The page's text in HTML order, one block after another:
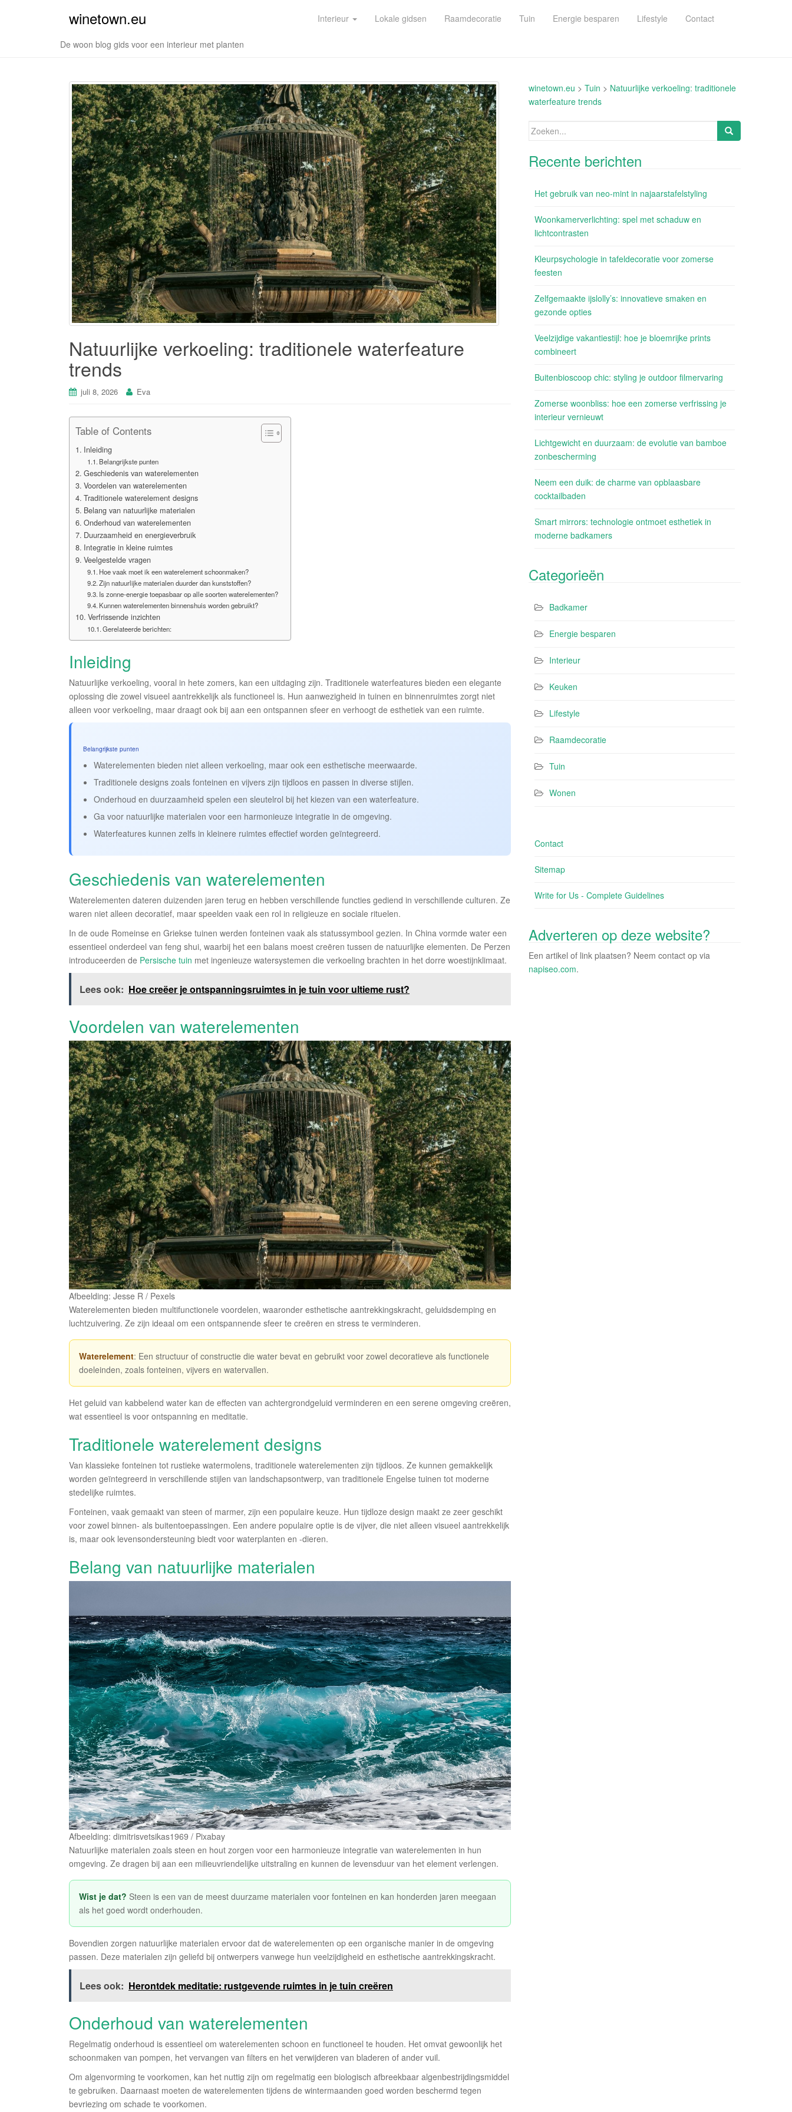
winetown.eu
De woon blog gids voor een interieur met planten
Interieur Lokale gidsen Raamdecoratie Tuin Energie besparen Lifestyle Contact
Natuurlijke verkoeling: traditionele waterfeature
trends
juli 8, 2026 Eva
Table of Contents
Inleiding
Belangrijkste punten
Geschiedenis van waterelementen
Voordelen van waterelementen
Traditionele waterelement designs
Belang van natuurlijke materialen
Onderhoud van waterelementen
Duurzaamheid en energieverbruik
Integratie in kleine ruimtes
Veelgestelde vragen
Hoe vaak moet ik een waterelement schoonmaken?
Zijn natuurlijke materialen duurder dan kunststoffen?
Is zonne-energie toepasbaar op alle soorten waterelementen?
Kunnen waterelementen binnenshuis worden gebruikt?
Verfrissende inzichten
Gerelateerde berichten:
Inleiding
Natuurlijke verkoeling, vooral in hete zomers, kan een uitdaging zijn. Traditionele waterfeatures bieden een elegante
oplossing die zowel visueel aantrekkelijk als functioneel is. Hun aanwezigheid in tuinen en binnenruimtes zorgt niet
alleen voor verkoeling, maar draagt ook bij aan een ontspannen sfeer en verhoogt de esthetiek van een ruimte.
Belangrijkste punten
Waterelementen bieden niet alleen verkoeling, maar ook een esthetische meerwaarde.
Traditionele designs zoals fonteinen en vijvers zijn tijdloos en passen in diverse stijlen.
Onderhoud en duurzaamheid spelen een sleutelrol bij het kiezen van een waterfeature.
Ga voor natuurlijke materialen voor een harmonieuze integratie in de omgeving.
Waterfeatures kunnen zelfs in kleinere ruimtes effectief worden geïntegreerd.
Geschiedenis van waterelementen
Waterelementen dateren duizenden jaren terug en hebben verschillende functies gediend in verschillende culturen. Ze
waren niet alleen decoratief, maar speelden vaak een rol in religieuze en sociale rituelen.
In de oude Romeinse en Griekse tuinen werden fonteinen vaak als statussymbool gezien. In China vormde water een
essentieel onderdeel van feng shui, waarbij het een balans moest creëren tussen de natuurlijke elementen. De Perzen
introduceerden de Persische tuin met ingenieuze watersystemen die verkoeling brachten in het dorre woestijnklimaat.
Lees ook: Hoe creëer je ontspanningsruimtes in je tuin voor ultieme rust?
Voordelen van waterelementen
Afbeelding: Jesse R / Pexels
Waterelementen bieden multifunctionele voordelen, waaronder esthetische aantrekkingskracht, geluidsdemping en
luchtzuivering. Ze zijn ideaal om een ontspannende sfeer te creëren en stress te verminderen.
Waterelement: Een structuur of constructie die water bevat en gebruikt voor zowel decoratieve als functionele
doeleinden, zoals fonteinen, vijvers en watervallen.
Het geluid van kabbelend water kan de effecten van achtergrondgeluid verminderen en een serene omgeving creëren,
wat essentieel is voor ontspanning en meditatie.
Traditionele waterelement designs
Van klassieke fonteinen tot rustieke watermolens, traditionele waterelementen zijn tijdloos. Ze kunnen gemakkelijk
worden geïntegreerd in verschillende stijlen van landschapsontwerp, van traditionele Engelse tuinen tot moderne
stedelijke ruimtes.
Fonteinen, vaak gemaakt van steen of marmer, zijn een populaire keuze. Hun tijdloze design maakt ze zeer geschikt
voor zowel binnen- als buitentoepassingen. Een andere populaire optie is de vijver, die niet alleen visueel aantrekkelijk
is, maar ook levensondersteuning biedt voor waterplanten en -dieren.
Belang van natuurlijke materialen
Afbeelding: dimitrisvetsikas1969 / Pixabay
Natuurlijke materialen zoals steen en hout zorgen voor een harmonieuze integratie van waterelementen in hun
omgeving. Ze dragen bij aan een milieuvriendelijke uitstraling en kunnen de levensduur van het element verlengen.
Wist je dat? Steen is een van de meest duurzame materialen voor fonteinen en kan honderden jaren meegaan
als het goed wordt onderhouden.
Bovendien zorgen natuurlijke materialen ervoor dat de waterelementen op een organische manier in de omgeving
passen. Deze materialen zijn geliefd bij ontwerpers vanwege hun veelzijdigheid en esthetische aantrekkingskracht.
Lees ook: Herontdek meditatie: rustgevende ruimtes in je tuin creëren
Onderhoud van waterelementen
Regelmatig onderhoud is essentieel om waterelementen schoon en functioneel te houden. Het omvat gewoonlijk het
schoonmaken van pompen, het vervangen van filters en het verwijderen van bladeren of ander vuil.
Om algenvorming te voorkomen, kan het nuttig zijn om regelmatig een biologisch afbreekbaar algenbestrijdingsmiddel
te gebruiken. Daarnaast moeten de waterelementen tijdens de wintermaanden goed worden beschermd tegen
bevriezing om schade te voorkomen.
winetown.eu > Tuin > Natuurlijke verkoeling: traditionele
waterfeature trends
Zoeken
Recente berichten
Het gebruik van neo-mint in najaarstafelstyling
Woonkamerverlichting: spel met schaduw en
lichtcontrasten
Kleurpsychologie in tafeldecoratie voor zomerse
feesten
Zelfgemaakte ijslolly’s: innovatieve smaken en
gezonde opties
Veelzijdige vakantiestijl: hoe je bloemrijke prints
combineert
Buitenbioscoop chic: styling je outdoor filmervaring
Zomerse woonbliss: hoe een zomerse verfrissing je
interieur vernieuwt
Lichtgewicht en duurzaam: de evolutie van bamboe
zonbescherming
Neem een duik: de charme van opblaasbare
cocktailbaden
Smart mirrors: technologie ontmoet esthetiek in
moderne badkamers
Categorieën
Badkamer
Energie besparen
Interieur
Keuken
Lifestyle
Raamdecoratie
Tuin
Wonen
Contact
Sitemap
Write for Us - Complete Guidelines
Adverteren op deze website?
Een artikel of link plaatsen? Neem contact op via
napiseo.com.